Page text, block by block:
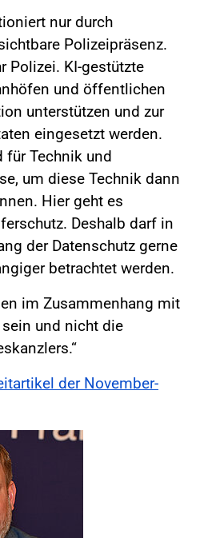
nur durch
Polizeipräsenz.
Polizei. KI-gestützte
und öffentlichen
unterstützen und zur
eingesetzt werden.
für Technik und
um diese Technik dann
Hier geht es
Deshalb darf in
der Datenschutz gerne
betrachtet werden.
im Zusammenhang mit
und nicht die
der November-